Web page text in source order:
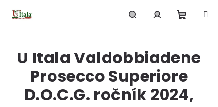
košík
U Itala Valdobbiadene
Prosecco Superiore
D.O.C.G. ročník 2024,